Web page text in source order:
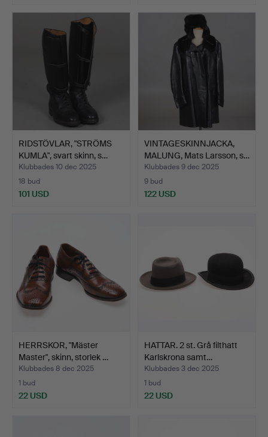
RIDSTÖVLAR, "STRÖMS
KUMLA", svart skinn, s…
Klubbades 10 dec 2025
18 bud
101 USD
VINTAGESKINNJACKA,
MALUNG, Mats Larsson, s…
Klubbades 9 dec 2025
9 bud
122 USD
HERRSKOR, "Mäster
Master", skinn, storlek …
Klubbades 8 dec 2025
1 bud
22 USD
HATTAR. 2 st. Grå filthatt
Karlskrona samt…
Klubbades 3 dec 2025
1 bud
22 USD